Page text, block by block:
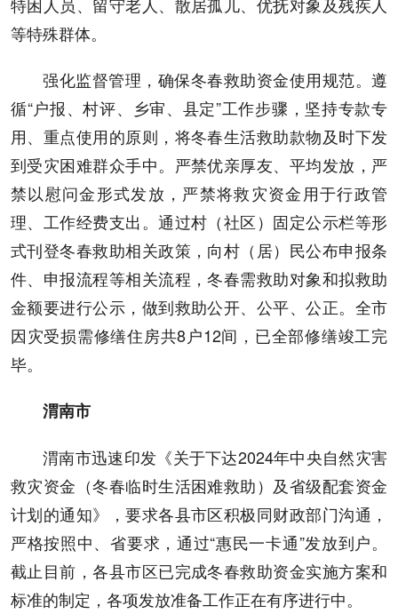
等特殊群体。
强化监督管理，确保冬春救助资金使用规范。遵
循“户报、村评、乡审、县定”工作步骤，坚持专款专
用、重点使用的原则，将冬春生活救助款物及时下发
到受灾困难群众手中。严禁优亲厚友、平均发放，严
禁以慰问金形式发放，严禁将救灾资金用于行政管
理、工作经费支出。通过村（社区）固定公示栏等形
式刊登冬春救助相关政策，向村（居）民公布申报条
件、申报流程等相关流程，冬春需救助对象和拟救助
金额要进行公示，做到救助公开、公平、公正。全市
因灾受损需修缮住房共8户12间，已全部修缮竣工完
毕。
渭南市
渭南市迅速印发《关于下达2024年中央自然灾害
救灾资金（冬春临时生活困难救助）及省级配套资金
计划的通知》，要求各县市区积极同财政部门沟通，
严格按照中、省要求，通过“惠民一卡通”发放到户。
截止目前，各县市区已完成冬春救助资金实施方案和
标准的制定，各项发放准备工作正在有序进行中。